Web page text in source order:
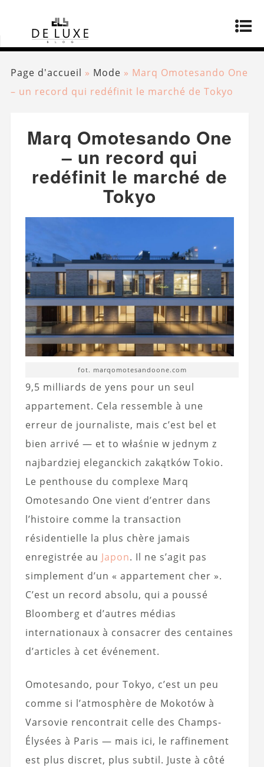
Page d'accueil » Mode » Marq Omotesando One
– un record qui redéfinit le marché de Tokyo
Marq Omotesando One
– un record qui
redéfinit le marché de
Tokyo
fot. marqomotesandoone.com
9,5 milliards de yens pour un seul
appartement. Cela ressemble à une
erreur de journaliste, mais c’est bel et
bien arrivé — et to właśnie w jednym z
najbardziej eleganckich zakątków Tokio.
Le penthouse du complexe Marq
Omotesando One vient d’entrer dans
l’histoire comme la transaction
résidentielle la plus chère jamais
enregistrée au Japon. Il ne s’agit pas
simplement d’un « appartement cher ».
C’est un record absolu, qui a poussé
Bloomberg et d’autres médias
internationaux à consacrer des centaines
d’articles à cet événement.
Omotesando, pour Tokyo, c’est un peu
comme si l’atmosphère de Mokotów à
Varsovie rencontrait celle des Champs-
Élysées à Paris — mais ici, le raffinement
est plus discret, plus subtil. Juste à côté